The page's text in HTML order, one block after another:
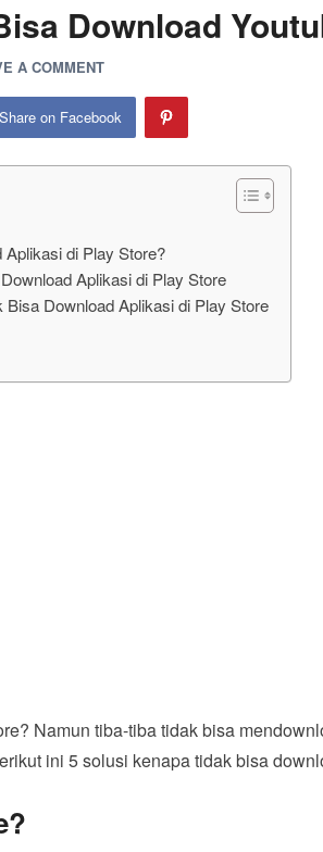
Download
A COMMENT
Share on Facebook
di Play Store?
Aplikasi di Play Store
Download Aplikasi di Play Store
Namun tiba-tiba tidak bisa
ini 5 solusi kenapa tidak bisa